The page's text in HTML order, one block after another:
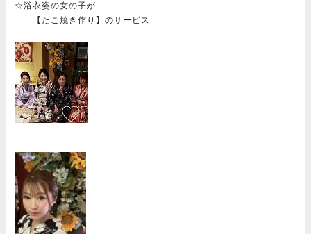
☆浴衣姿の女の子が
【たこ焼き作り】のサービス